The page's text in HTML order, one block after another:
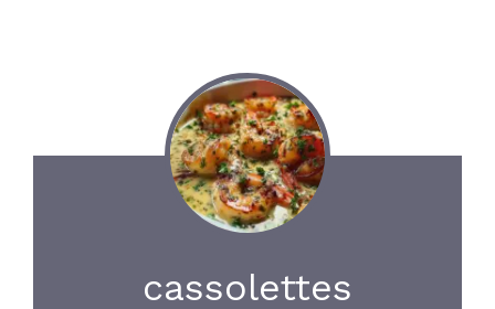
cassolettes